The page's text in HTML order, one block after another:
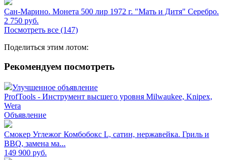
Сан-Марино. Монета 500 лир 1972 г. "Мать и Дитя" Серебро.
2 750 руб.
Посмотреть все (147)
Поделиться этим лотом:
Рекомендуем посмотреть
Улучшенное объявление
ProfTools - Инструмент высшего уровня Milwaukee, Knipex,
Wera
Объявление
Смокер Углежог Комбобокс L, сатин, нержавейка. Гриль и
BBQ, замена ма...
149 900 руб.